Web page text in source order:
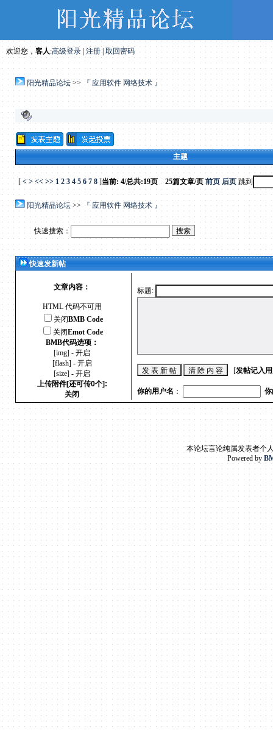
欢迎您， 客人:高级登录 |注册| 取回密码
阳光精品论坛>> 『 应用软件 网络技术 』
主题
[ < > << >> 1 2 3 4 5 6 7 8]当前: 4/总共:19页 25篇文章/页 前页 后页跳到
阳光精品论坛>> 『 应用软件 网络技术 』
快速搜索：
快速发新帖
文章内容：
HTML 代码不可用
关闭BMB Code
关闭Emot Code
BMB代码选项：
[img] - 开启
[flash] - 开启
[size] - 开启
上传附件[还可传0个]:
关闭
标题:
[发帖记入
你的用户名 ： 你
本论坛言论纯属发表者个
Powered by